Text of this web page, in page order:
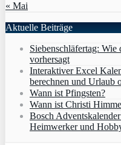
« Mai
Aktuelle Beiträge
Siebenschläfertag: Wie
vorhersagt
Interaktiver Excel
berechnen und Urlaub
Wann ist Pfingsten?
Wann ist Christi
Bosch
Heimwerker und